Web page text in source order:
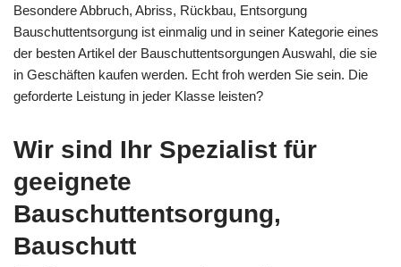
Besondere Abbruch, Abriss, Rückbau, Entsorgung
Bauschuttentsorgung ist einmalig und in seiner Kategorie eines
der besten Artikel der Bauschuttentsorgungen Auswahl, die sie
in Geschäften kaufen werden. Echt froh werden Sie sein. Die
geforderte Leistung in jeder Klasse leisten?
Wir sind Ihr Spezialist für
geeignete
Bauschuttentsorgung,
Bauschutt